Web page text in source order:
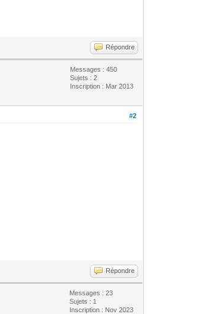
Répondre
Messages : 450
Sujets : 2
Inscription : Mar 2013
#2
Répondre
Messages : 23
Sujets : 1
Inscription : Nov 2023